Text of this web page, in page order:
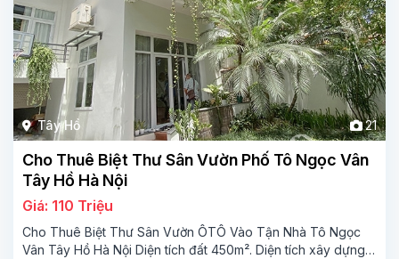
Tây Hồ 21
Cho Thuê Biệt Thư Sân Vườn Phố Tô Ngọc Vân
Tây Hồ Hà Nội
Giá: 110 Triệu
Cho Thuê Biệt Thư Sân Vườn ÔTÔ Vào Tận Nhà Tô Ngọc
Vân Tây Hồ Hà Nội Diện tích đất 450m². Diện tích xây dựng